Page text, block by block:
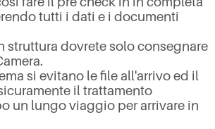
tutti i dati e i documenti
struttura dovrete solo consegnare
si evitano le file all'arrivo ed il
il trattamento
un lungo viaggio per arrivare in